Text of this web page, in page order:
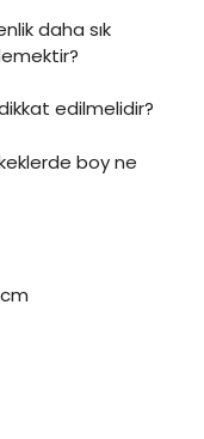
daha sık
edilmelidir?
boy ne